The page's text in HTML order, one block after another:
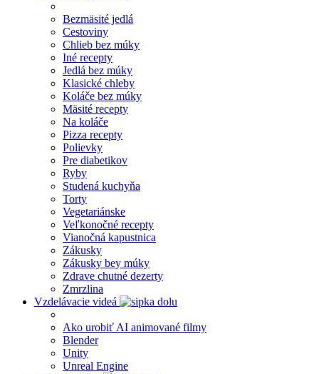
Bezmäsité jedlá
Cestoviny
Chlieb bez múky
Iné recepty
Jedlá bez múky
Klasické chleby
Koláče bez múky
Mäsité recepty
Na koláče
Pizza recepty
Polievky
Pre diabetikov
Ryby
Studená kuchyňa
Torty
Vegetariánske
Veľkonočné recepty
Vianočná kapustnica
Zákusky
Zákusky bey múky
Zdrave chutné dezerty
Zmrzlina
Vzdelávacie videá
Ako urobiť AI animované filmy
Blender
Unity
Unreal Engine